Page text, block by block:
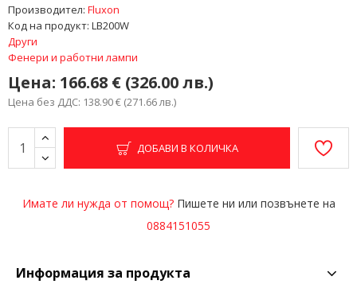
Цена: 166.68 € (326.00 лв.)
Цена без ДДС: 138.90 € (271.66 лв.)
Производител: Fluxon
Код на продукт: LB200W
Други
Фенери и работни лампи
ДОБАВИ В КОЛИЧКА
Имате ли нужда от помощ?Пишете ни или позвънете на
0884151055
Информация за продукта